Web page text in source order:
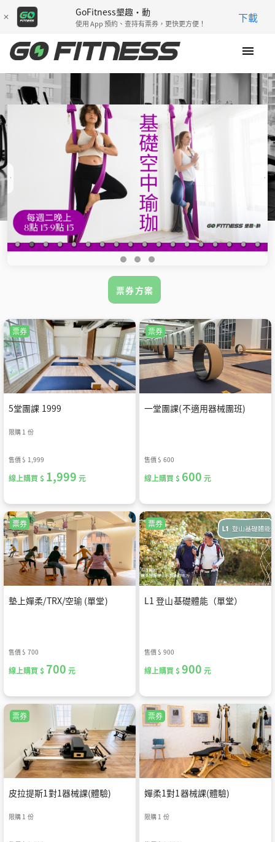
GoFitness
墾
GoFitness墾趣·動
使用 App 預約、查持有票券，更快更方便！ 下載
票券方案
票券
5堂團課 1999
限購 1 份
售價 $ 1,999
線上購買 $ 1,999 元
票券
一堂團課(不適用器械團班)
售價 $ 600
線上購買 $ 600 元
票券
墊上嬋柔/TRX/空瑜 (單堂)
售價 $ 700
線上購買 $ 700 元
票券
L1 登山基礎體能（單堂）
售價 $ 900
線上購買 $900 元
票券
皮拉提斯1對1器械課(體驗)
限購 1 份
票券
嬋柔1對1器械課(體驗)
限購 1 份